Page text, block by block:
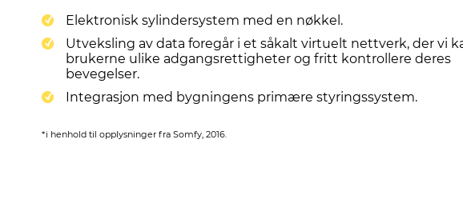
Elektronisk sylindersystem med en nøkkel.
Utveksling av data foregår i et såkalt virtuelt nettverk, der vi
brukerne ulike adgangsrettigheter og fritt kontrollere deres
bevegelser.
Integrasjon med bygningens primære styringssystem.
*i henhold til opplysninger fra Somfy, 2016.